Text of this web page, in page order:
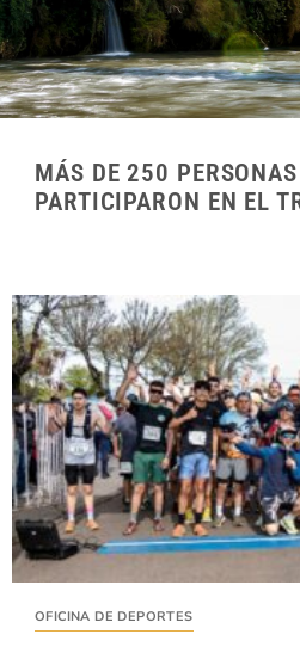
MÁS DE 250
PARTICIPARON EN EL
OFICINA DE DEPORTES